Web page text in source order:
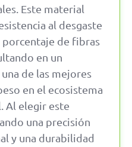
Este material
al desgaste
porcentaje de fibras
en un
de las mejores
en el ecosistema
Al elegir este
una precisión
y una durabilidad